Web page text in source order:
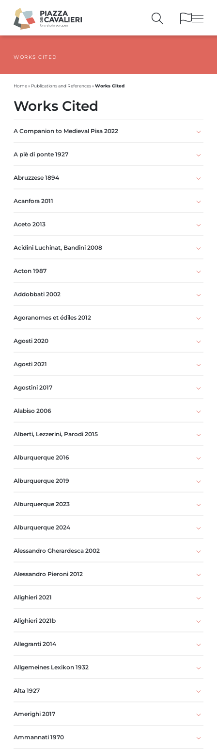
PUBLICATIONSAND REFERENCES
WORKS CITED
Home» Publications and References»Works Cited
Works Cited
A Companion to Medieval Pisa 2022
A piè di ponte 1927
Abruzzese 1894
Acanfora 2011
Aceto 2013
Acidini Luchinat, Bandini 2008
Acton 1987
Addobbati 2002
Agoranomes et édiles 2012
Agosti 2020
Agosti 2021
Agostini 2017
Alabiso 2006
Alberti, Lezzerini, Parodi 2015
Alburquerque 2016
Alburquerque 2019
Alburquerque 2023
Alburquerque 2024
Alessandro Gherardesca 2002
Alessandro Pieroni 2012
Alighieri 2021
Alighieri 2021b
Allegranti 2014
Allgemeines Lexikon 1932
Alta 1927
Amerighi 2017
Ammannati 1970